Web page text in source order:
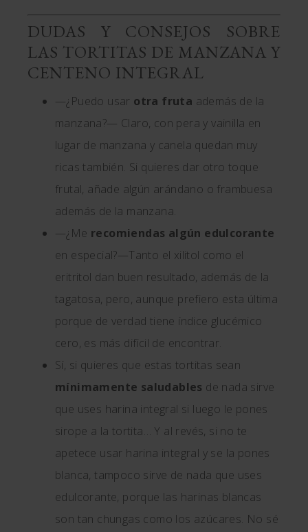
DUDAS Y CONSEJOS SOBRE
LAS TORTITAS DE MANZANA Y
CENTENO INTEGRAL
—¿Puedo usar otra fruta además de la
manzana?— Claro, con pera y vainilla en
lugar de manzana y canela quedan muy
ricas también. Si quieres dar otro toque
frutal, añade algún arándano o frambuesa
además de la manzana.
—¿Me recomiendas algún edulcorante
en especial?—Tanto el xilitol como el
eritritol dan buen resultado, además de la
tagatosa, pero, aunque prefiero esta última
porque de verdad tiene índice glucémico
cero, es más difícil de encontrar.
Sí, si quieres que estas tortitas sean
mínimamente saludables de nada sirve
que uses harina integral si luego le pones
sirope a la tortita… Y al revés, si no te
apetece usar harina integral y se la pones
blanca, tampoco sirve de nada que uses
edulcorante, porque las harinas blancas
son tan chungas como los azúcares. No sé